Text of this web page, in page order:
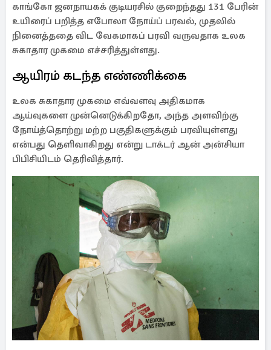
காங்கோ ஜனநாயகக் குடியரசில் குறைந்தது 131 பேரின்
உயிரைப் பறித்த எபோலா நோய்ப் பரவல், முதலில்
நினைத்ததை விட வேகமாகப் பரவி வருவதாக உலக
சுகாதார முகமை எச்சரித்துள்ளது.
ஆயிரம் கடந்த எண்ணிக்கை
உலக சுகாதார முகமை எவ்வளவு அதிகமாக
ஆய்வுகளை முன்னெடுக்கிறதோ, அந்த அளவிற்கு
நோய்த்தொற்று மற்ற பகுதிகளுக்கும் பரவியுள்ளது
என்பது தெளிவாகிறது என்று டாக்டர் ஆன் அன்சியா
பிபிசியிடம் தெரிவித்தார்.